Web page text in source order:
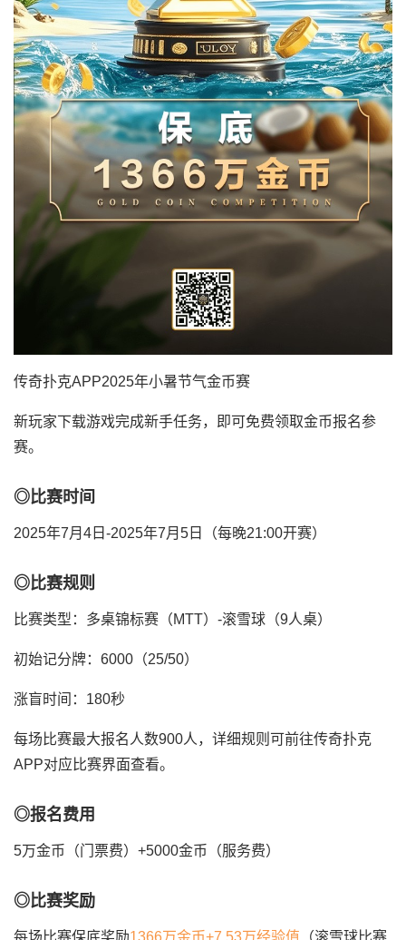
传奇扑克APP2025年小暑节气金币赛
新玩家下载游戏完成新手任务，即可免费领取金币报名参
赛。
◎比赛时间
2025年7月4日-2025年7月5日（每晚21:00开赛）
◎比赛规则
比赛类型：多桌锦标赛（MTT）-滚雪球（9人桌）
初始记分牌：6000（25/50）
涨盲时间：180秒
每场比赛最大报名人数900人，详细规则可前往传奇扑克
APP对应比赛界面查看。
◎报名费用
5万金币（门票费）+5000金币（服务费）
◎比赛奖励
每场比赛保底奖励1366万金币+7.53万经验值 （滚雪球比赛